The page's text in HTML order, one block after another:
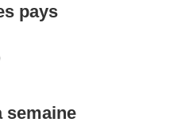
pays
semaine